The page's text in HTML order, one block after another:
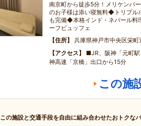
南京町から徒歩5分！メリケンパ
のお子様は添い寝無料◆トリプル
も完備◆本格インド・ネパール料
ーフビュッフェ
住所
兵庫県神戸市中央区栄町
アクセス
■JR、阪神「元町
神高速「京橋」出口から15分
この施
この施設と交通手段を自由に組み合わせたおトクな